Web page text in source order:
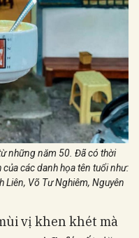
những năm 50. Đã có thời
các danh họa tên tuổi như:
Liên, Võ Tư Nghiêm, Nguyên
vị khen khét mà